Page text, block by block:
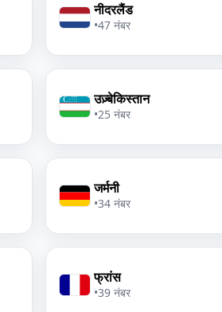
नीदरलैंड
•47 नंबर
उज़्बेकिस्तान
•25 नंबर
जर्मनी
•34 नंबर
फ्रांस
•39 नंबर